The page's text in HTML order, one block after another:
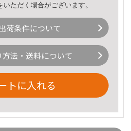
ただく場合がございます。
荷条件について
法・送料について
トに入れる